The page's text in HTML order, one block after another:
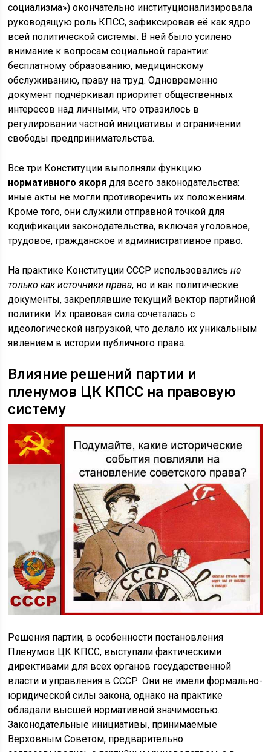
социализма») окончательно институционализировала
руководящую роль КПСС, зафиксировав её как ядро
всей политической системы. В ней было усилено
внимание к вопросам социальной гарантии:
бесплатному образованию, медицинскому
обслуживанию, праву на труд. Одновременно
документ подчёркивал приоритет общественных
интересов над личными, что отразилось в
регулировании частной инициативы и ограничении
свободы предпринимательства.
Все три Конституции выполняли функцию
нормативного якоря для всего законодательства:
иные акты не могли противоречить их положениям.
Кроме того, они служили отправной точкой для
кодификации законодательства, включая уголовное,
трудовое, гражданское и административное право.
На практике Конституции СССР использовалисьне
только как источники права, но и как политические
документы, закреплявшие текущий вектор партийной
политики. Их правовая сила сочеталась с
идеологической нагрузкой, что делало их уникальным
явлением в истории публичного права.
Влияние решений партии и
пленумов ЦК КПСС на правовую
систему
Решения партии, в особенности постановления
Пленумов ЦК КПСС, выступали фактическими
директивами для всех органов государственной
власти и управления в СССР. Они не имели формально-
юридической силы закона, однако на практике
обладали высшей нормативной значимостью.
Законодательные инициативы, принимаемые
Верховным Советом, предварительно